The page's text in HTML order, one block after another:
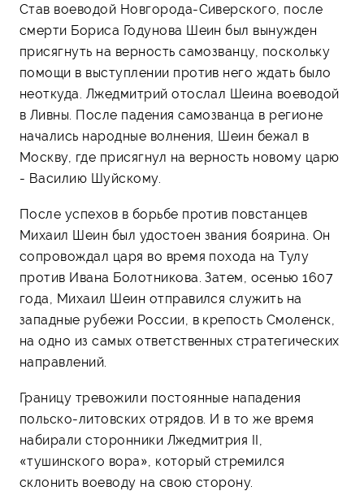
Став воеводой Новгорода-Сиверского, после
смерти Бориса Годунова Шеин был вынужден
присягнуть на верность самозванцу, поскольку
помощи в выступлении против него ждать было
неоткуда. Лжедмитрий отослал Шеина воеводой
в Ливны. После падения самозванца в регионе
начались народные волнения, Шеин бежал в
Москву, где присягнул на верность новому царю
- Василию Шуйскому.
После успехов в борьбе против повстанцев
Михаил Шеин был удостоен звания боярина. Он
сопровождал царя во время похода на Тулу
против Ивана Болотникова. Затем, осенью 1607
года, Михаил Шеин отправился служить на
западные рубежи России, в крепость Смоленск,
на одно из самых ответственных стратегических
направлений.
Границу тревожили постоянные нападения
польско-литовских отрядов. И в то же время
набирали сторонники Лжедмитрия II,
«тушинского вора», который стремился
склонить воеводу на свою сторону.